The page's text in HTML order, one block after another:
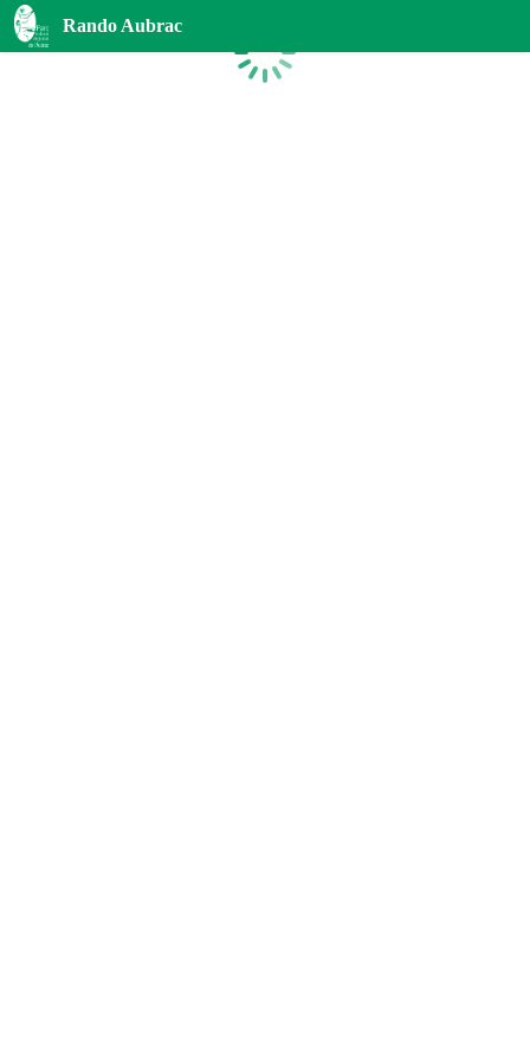
Rando Aubrac
Chargement